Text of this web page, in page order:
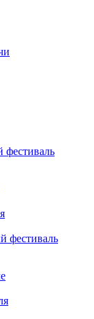
фестиваль
фестиваль